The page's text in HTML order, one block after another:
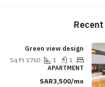
Green view design
1760
Sq Ft
APARTMENT
SAR3,500/mo